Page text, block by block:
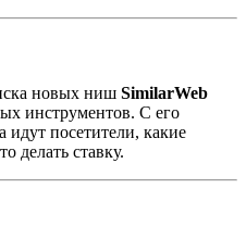
новых ниш SimilarWeb
инструментов. С его
посетители, какие
делать ставку.